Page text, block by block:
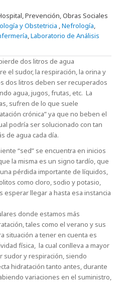
Prevención, Obras Sociales
y Obstetricia ,Nefrología,
,Laboratorio de Análisis
dos litros de agua
el sudor, la respiración, la orina y
dos litros deben ser recuperados
agua, jugos, frutas, etc. La
sufren de lo que suele
crónica” ya que no beben el
podría ser solucionado con tan
de agua cada día.
“sed” se encuentra en inicios
la misma es un signo tardío, que
pérdida importante de líquidos,
como cloro, sodio y potasio,
esperar llegar a hasta esa instancia
donde estamos más
tales como el verano y sus
situación a tener en cuenta es
física, la cual conlleva a mayor
sudor y respiración, siendo
hidratación tanto antes, durante
variaciones en el suministro,